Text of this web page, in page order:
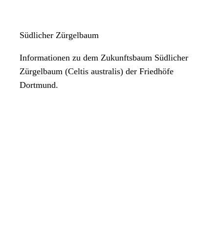
Südlicher Zürgelbaum
Informationen zu dem Zukunftsbaum Südlicher
Zürgelbaum (Celtis australis) der Friedhöfe
Dortmund.